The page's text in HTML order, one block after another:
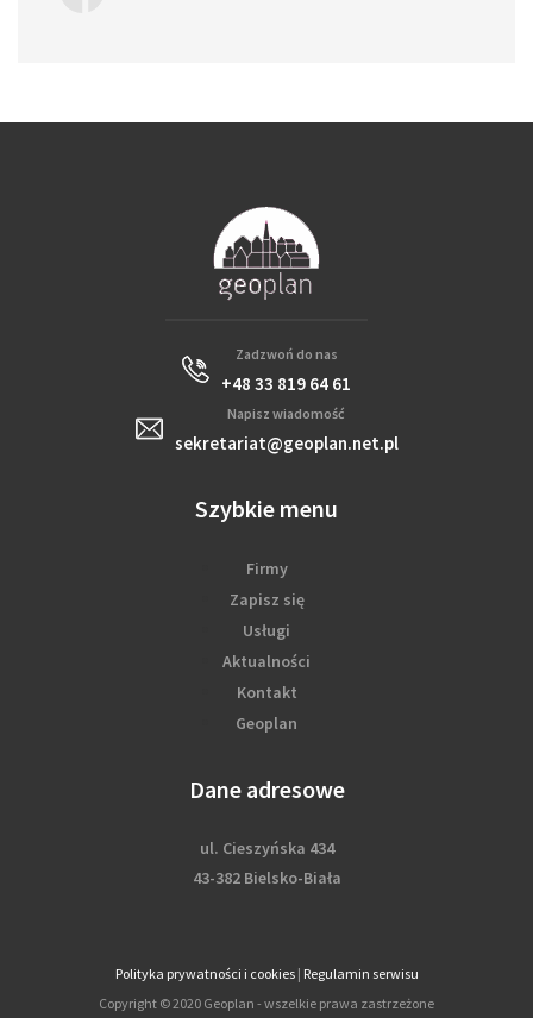
Zadzwoń do nas
+48 33 819 64 61
Napisz wiadomość
sekretariat@geoplan.net.pl
Szybkie menu
Firmy
Zapisz się
Usługi
Aktualności
Kontakt
Geoplan
Dane adresowe
ul. Cieszyńska 434
43-382 Bielsko-Biała
Polityka prywatności i cookies| Regulamin serwisu
Copyright © 2020 Geoplan - wszelkie prawa zastrzeżone